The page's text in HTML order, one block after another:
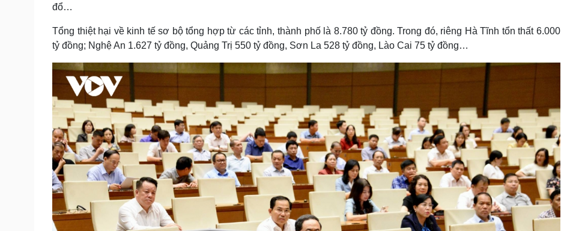
đổ…
Tổng thiệt hại về kinh tế sơ bộ tổng hợp từ các tỉnh, thành phố là 8.780 tỷ đồng. Trong đó, riêng Hà Tĩnh tổn thất 6.000
tỷ đồng; Nghệ An 1.627 tỷ đồng, Quảng Trị 550 tỷ đồng, Sơn La 528 tỷ đồng, Lào Cai 75 tỷ đồng…